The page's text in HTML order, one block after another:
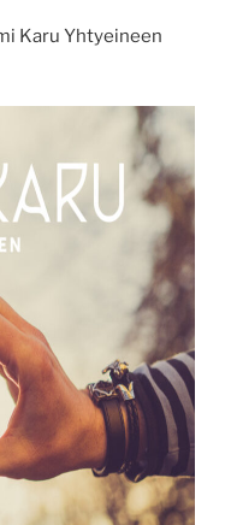
Karu Yhtyeineen